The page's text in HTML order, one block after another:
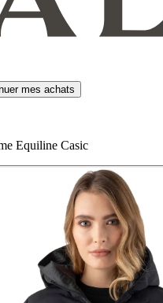
mes achats
Equiline Casic